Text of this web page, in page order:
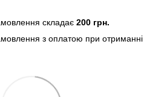
складає 200 грн.
з оплатою при отриманні